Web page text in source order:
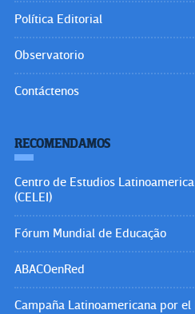
Política Editorial
Observatorio
Contáctenos
RECOMENDAMOS
Centro de Estudios
(CELEI)
Fórum Mundial de Educação
ABACOenRed
Campaña Latinoamericana por el